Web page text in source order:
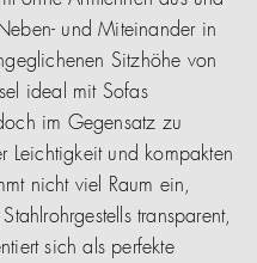
und Miteinander in
Sitzhöhe von
ideal mit Sofas
im Gegensatz zu
Leichtigkeit und kompakten
nicht viel Raum ein,
transparent,
sich als perfekte